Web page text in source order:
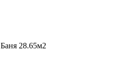
Баня 28.65м2